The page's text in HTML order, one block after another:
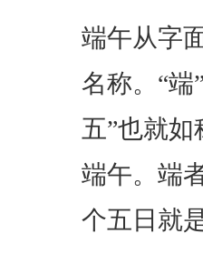
端午从字
名称。“端
五”也就如
端午。端
个五日就